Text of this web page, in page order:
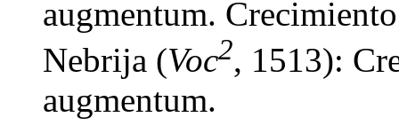
augmentum.
Nebrija (Voc2, 1513):
augmentum.